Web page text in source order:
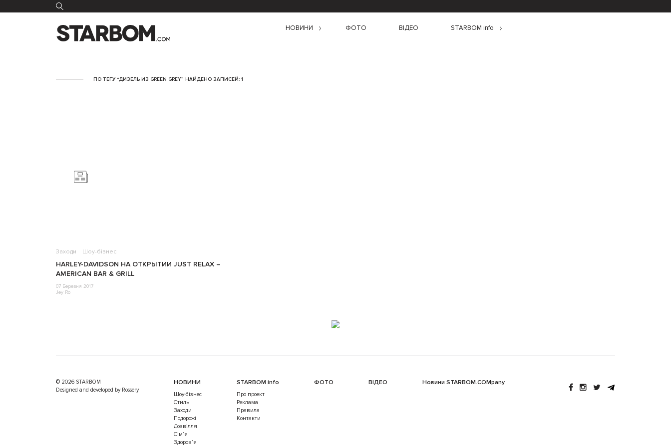
НОВИНИ ФОТО ВІДЕО STARBOM info
ПО ТЕГУ “ДИЗЕЛЬ ИЗ GREEN GREY” НАЙДЕНО ЗАПИСЕЙ: 1
Заходи Шоу-бізнес
HARLEY-DAVIDSON НА ОТКРЫТИИ JUST RELAX –
AMERICAN BAR & GRILL
07 Березня 2017
Jey Ro
© 2026 STARBOM
Designed and developed by Rossery
НОВИНИ
Шоу-бізнес
Стиль
Заходи
Подорожі
Дозвілля
Cім’я
Здоров’я
STARBOM info
Про проект
Реклама
Правила
Контакти
ФОТО ВІДЕО Новини STARBOM.COMpany